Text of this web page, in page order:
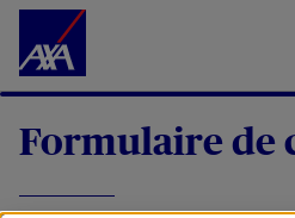
Accéder au Contenu
Formulaire de